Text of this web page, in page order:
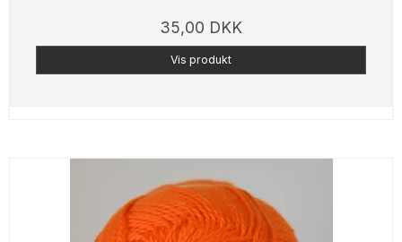
35,00 DKK
Vis produkt